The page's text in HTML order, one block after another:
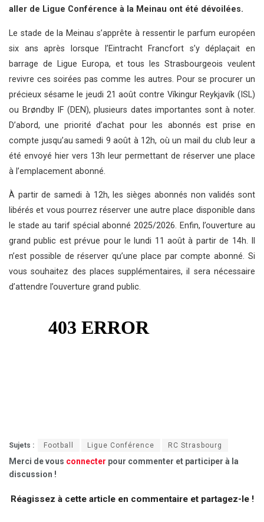
aller de Ligue Conférence à la Meinau ont été dévoilées.
Le stade de la Meinau s’apprête à ressentir le parfum européen
six ans après lorsque l’Eintracht Francfort s’y déplaçait en
barrage de Ligue Europa, et tous les Strasbourgeois veulent
revivre ces soirées pas comme les autres. Pour se procurer un
précieux sésame le jeudi 21 août contre Víkingur Reykjavík (ISL)
ou Brøndby IF (DEN), plusieurs dates importantes sont à noter.
D’abord, une priorité d’achat pour les abonnés est prise en
compte jusqu’au samedi 9 août à 12h, où un mail du club leur a
été envoyé hier vers 13h leur permettant de réserver une place
à l’emplacement abonné.
À partir de samedi à 12h, les sièges abonnés non validés sont
libérés et vous pourrez réserver une autre place disponible dans
le stade au tarif spécial abonné 2025/2026. Enfin, l’ouverture au
grand public est prévue pour le lundi 11 août à partir de 14h. Il
n’est possible de réserver qu’une place par compte abonné. Si
vous souhaitez des places supplémentaires, il sera nécessaire
d’attendre l’ouverture grand public.
Sujets : Football Ligue Conférence RC Strasbourg
Merci de vous connecter pour commenter et participer à la
discussion !
Réagissez à cette article en commentaire et partagez-le !